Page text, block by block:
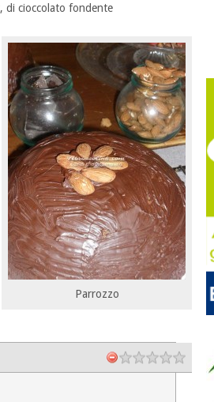
di cioccolato fondente
Parrozzo